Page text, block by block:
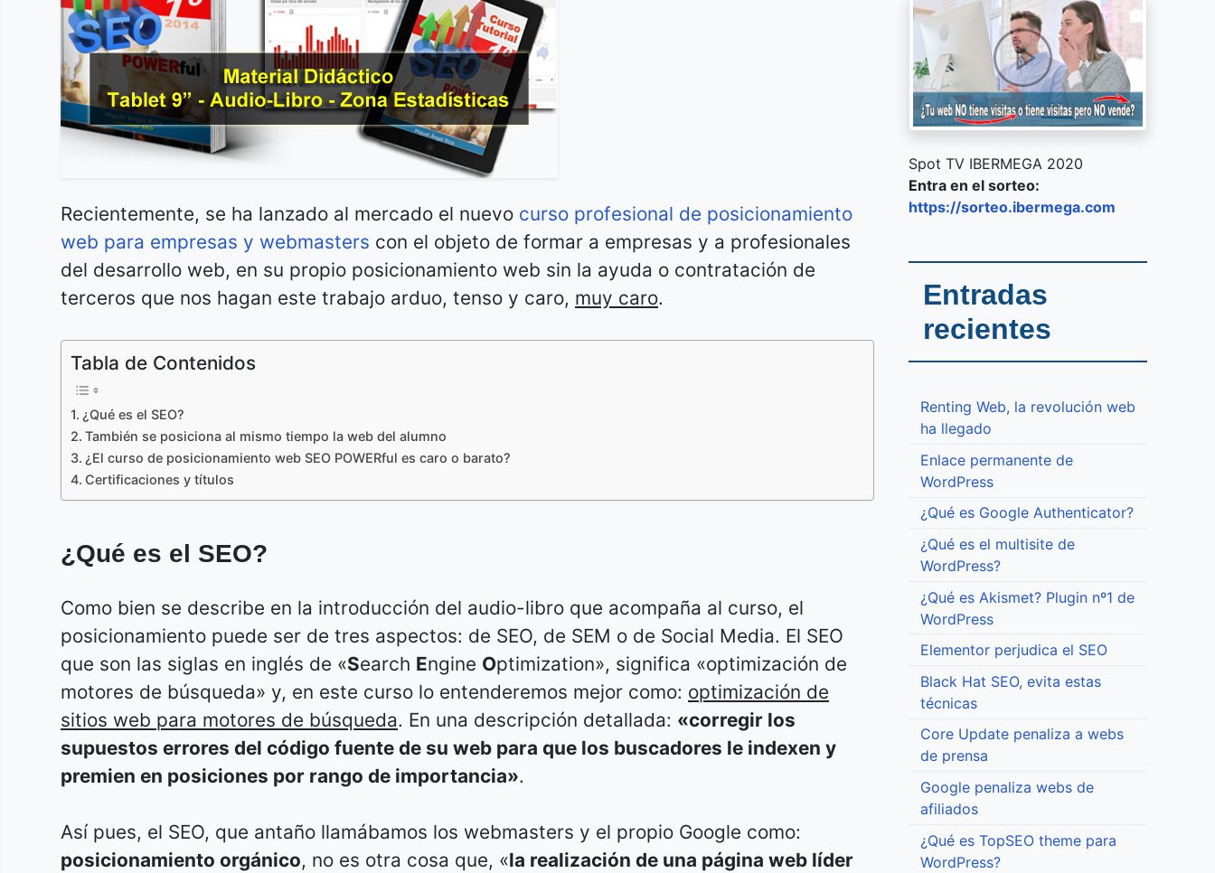
Recientemente, se ha lanzado al mercado el nuevo curso profesional de posicionamiento
web para empresas y webmasters con el objeto de formar a empresas y a profesionales
del desarrollo web, en su propio posicionamiento web sin la ayuda o contratación de
terceros que nos hagan este trabajo arduo, tenso y caro, muy caro.
Tabla de Contenidos
¿Qué es el SEO?
También se posiciona al mismo tiempo la web del alumno
¿El curso de posicionamiento web SEO POWERful es caro o barato?
Certificaciones y títulos
¿Qué es el SEO?
Como bien se describe en la introducción del audio-libro que acompaña al curso, el
posicionamiento puede ser de tres aspectos: de SEO, de SEM o de Social Media. El SEO
que son las siglas en inglés de «Search Engine Optimization», significa «optimización de
motores de búsqueda» y, en este curso lo entenderemos mejor como: optimización de
sitios web para motores de búsqueda. En una descripción detallada: «corregir los
supuestos errores del código fuente de su web para que los buscadores le indexen y
premien en posiciones por rango de importancia».
Así pues, el SEO, que antaño llamábamos los webmasters y el propio Google como:
posicionamiento orgánico, no es otra cosa que, «la realización de una página web líder
Spot TV IBERMEGA 2020
Entra en el sorteo:
https://sorteo.ibermega.com
Entradas
recientes
Renting Web, la revolución web
ha llegado
Enlace permanente de
WordPress
¿Qué es Google Authenticator?
¿Qué es el multisite de
WordPress?
¿Qué es Akismet? Plugin nº1 de
WordPress
Elementor perjudica el SEO
Black Hat SEO, evita estas
técnicas
Core Update penaliza a webs
de prensa
Google penaliza webs de
afiliados
¿Qué es TopSEO theme para
WordPress?